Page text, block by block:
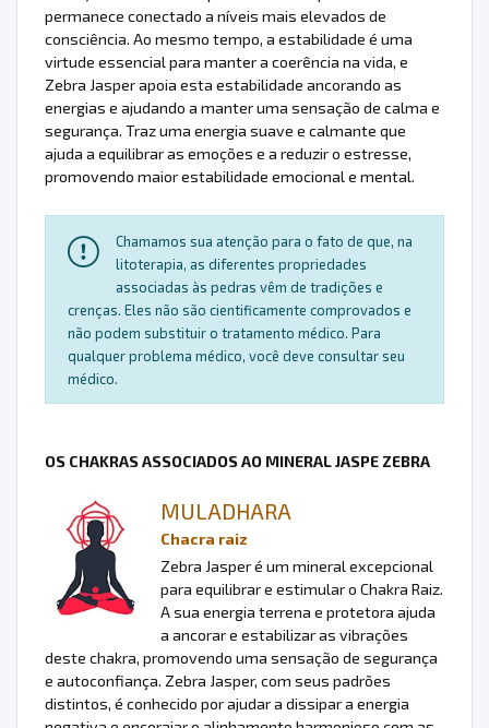
permanece conectado a níveis mais elevados de
consciência. Ao mesmo tempo, a estabilidade é uma
virtude essencial para manter a coerência na vida, e
Zebra Jasper apoia esta estabilidade ancorando as
energias e ajudando a manter uma sensação de calma e
segurança. Traz uma energia suave e calmante que
ajuda a equilibrar as emoções e a reduzir o estresse,
promovendo maior estabilidade emocional e mental.
Chamamos sua atenção para o fato de que, na
litoterapia, as diferentes propriedades
associadas às pedras vêm de tradições e
crenças. Eles não são cientificamente comprovados e
não podem substituir o tratamento médico. Para
qualquer problema médico, você deve consultar seu
médico.
OS CHAKRAS ASSOCIADOS AO MINERAL JASPE ZEBRA
MULADHARA
Chacra raiz
Zebra Jasper é um mineral excepcional
para equilibrar e estimular o Chakra Raiz.
A sua energia terrena e protetora ajuda
a ancorar e estabilizar as vibrações
deste chakra, promovendo uma sensação de segurança
e autoconfiança. Zebra Jasper, com seus padrões
distintos, é conhecido por ajudar a dissipar a energia